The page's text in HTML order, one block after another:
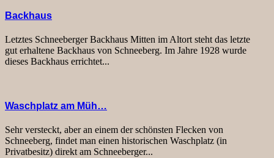
Backhaus
Letztes Schneeberger Backhaus Mitten im Altort steht das letzte
gut erhaltene Backhaus von Schneeberg. Im Jahre 1928 wurde
dieses Backhaus errichtet...
Waschplatz am Müh…
Sehr versteckt, aber an einem der schönsten Flecken von
Schneeberg, findet man einen historischen Waschplatz (in
Privatbesitz) direkt am Schneeberger...